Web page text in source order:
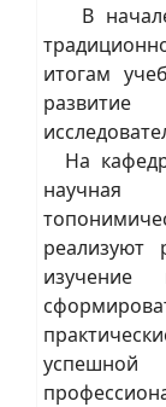
В
итогам
На
научная
реализуют